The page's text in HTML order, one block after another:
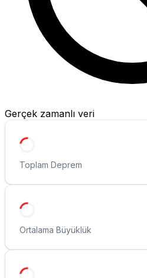
Gerçek zamanlı veri
Toplam Deprem
Ortalama Büyüklük